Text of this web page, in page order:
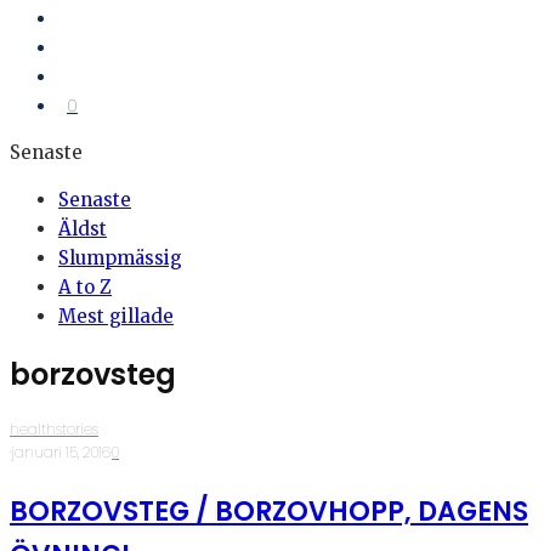
0
Senaste
Senaste
Äldst
Slumpmässig
A to Z
Mest gillade
borzovsteg
healthstories
·januari 15, 2016·0
BORZOVSTEG / BORZOVHOPP, DAGENS